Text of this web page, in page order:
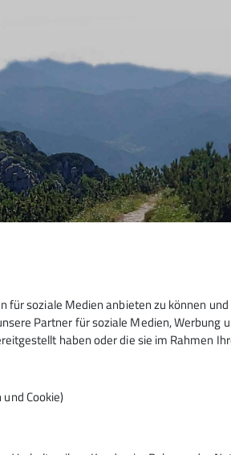
soziale Medien anbieten zu können
Partner für soziale Medien, Werbung
haben oder die sie im Rahmen
Cookie)